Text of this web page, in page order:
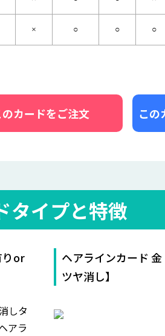
× ○ ○ ○
のカードをご注文 この
タイプと特徴
りor
しタ
アラ
ヘアラインカード
ツヤ消し】